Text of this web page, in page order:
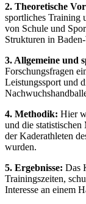
2. Theoretische
sportliches Training
von Schule und
Strukturen in
3. Allgemeine und
Forschungsfragen
Leistungssport und
4. Methodik: Hier
und die
der Kaderathleten
wurden.
5. Ergebnisse: Das
Trainingszeiten,
Interesse an einem